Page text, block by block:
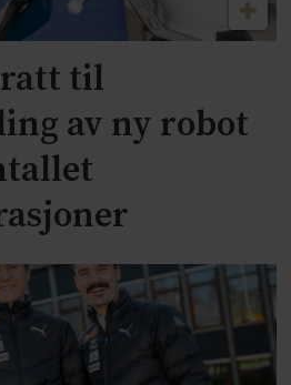
til
av ny robot